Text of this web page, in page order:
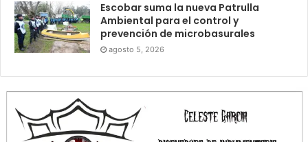
Escobar suma la nueva Patrulla
Ambiental para el control y
prevención de microbasurales
agosto 5, 2026